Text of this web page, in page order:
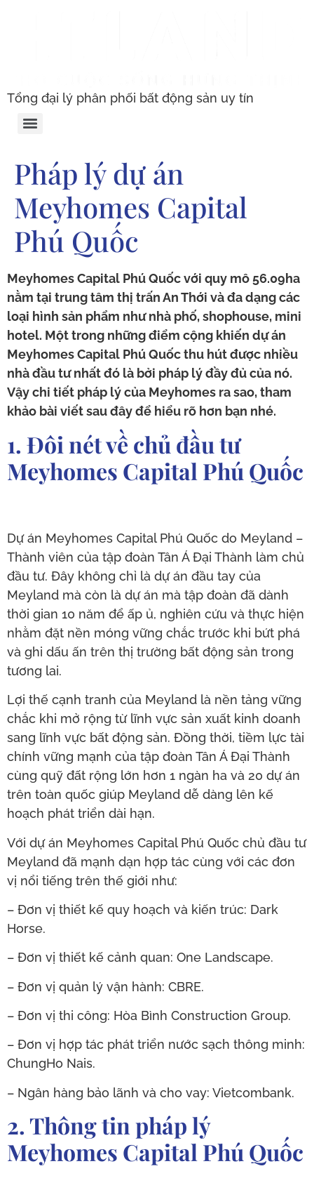
Tổng đại lý phân phối bất động sản uy tín
Pháp lý dự án
Meyhomes Capital
Phú Quốc
Meyhomes Capital Phú Quốc với quy mô 56.09ha
nằm tại trung tâm thị trấn An Thới và đa dạng các
loại hình sản phẩm như nhà phố, shophouse, mini
hotel. Một trong những điểm cộng khiến dự án
Meyhomes Capital Phú Quốc thu hút được nhiều
nhà đầu tư nhất đó là bởi pháp lý đầy đủ của nó.
Vậy chi tiết pháp lý của Meyhomes ra sao, tham
khảo bài viết sau đây để hiểu rõ hơn bạn nhé.
1. Đôi nét về chủ đầu tư
Meyhomes Capital Phú Quốc
Dự án Meyhomes Capital Phú Quốc do Meyland –
Thành viên của tập đoàn Tân Á Đại Thành làm chủ
đầu tư. Đây không chỉ là dự án đầu tay của
Meyland mà còn là dự án mà tập đoàn đã dành
thời gian 10 năm để ấp ủ, nghiên cứu và thực hiện
nhằm đặt nền móng vững chắc trước khi bứt phá
và ghi dấu ấn trên thị trường bất động sản trong
tương lai.
Lợi thế cạnh tranh của Meyland là nền tảng vững
chắc khi mở rộng từ lĩnh vực sản xuất kinh doanh
sang lĩnh vực bất động sản. Đồng thời, tiềm lực tài
chính vững mạnh của tập đoàn Tân Á Đại Thành
cùng quỹ đất rộng lớn hơn 1 ngàn ha và 20 dự án
trên toàn quốc giúp Meyland dễ dàng lên kế
hoạch phát triển dài hạn.
Với dự án Meyhomes Capital Phú Quốc chủ đầu tư
Meyland đã mạnh dạn hợp tác cùng với các đơn
vị nổi tiếng trên thế giới như:
– Đơn vị thiết kế quy hoạch và kiến trúc: Dark
Horse.
– Đơn vị thiết kế cảnh quan: One Landscape.
– Đơn vị quản lý vận hành: CBRE.
– Đơn vị thi công: Hòa Bình Construction Group.
– Đơn vị hợp tác phát triển nước sạch thông minh:
ChungHo Nais.
– Ngân hàng bảo lãnh và cho vay: Vietcombank.
2. Thông tin pháp lý
Meyhomes Capital Phú Quốc